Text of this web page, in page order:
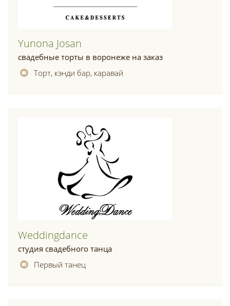
Yunona Josan
свадебные торты в воронеже на заказ
Торт, кэнди бар, каравай
Weddingdance
студия свадебного танца
Первый танец